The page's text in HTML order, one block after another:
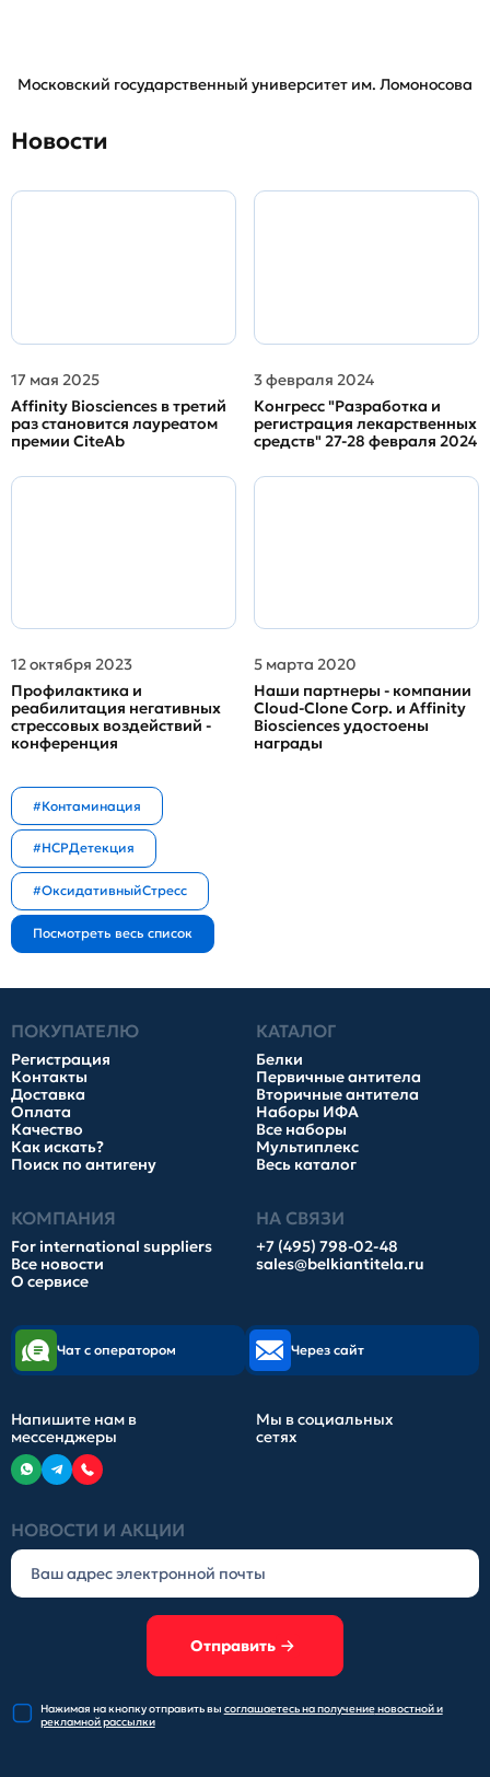
Московский государственный университет им. Ломоносова
Новости
17 мая 2025
Affinity Biosciences в третий
раз становится лауреатом
премии CiteAb
3 февраля 2024
Конгресс "Разработка и
регистрация лекарственных
средств" 27-28 февраля 2024
12 октября 2023
Профилактика и
реабилитация негативных
стрессовых воздействий -
конференция
5 марта 2020
Наши партнеры - компании
Cloud-Clone Corp. и Affinity
Biosciences удостоены
награды
#Контаминация
#HCPДетекция
#ОксидативныйСтресс
ПОКУПАТЕЛЮ
Регистрация
Контакты
Доставка
Оплата
Качество
Как искать?
Поиск по антигену
КАТАЛОГ
Белки
Первичные антитела
Вторичные антитела
Наборы ИФА
Все наборы
Мультиплекс
Весь каталог
КОМПАНИЯ
For international suppliers
Все новости
О сервисе
НА СВЯЗИ
+7 (495) 798-02-48
sales@belkiantitela.ru
НОВОСТИ И АКЦИИ
Отправить
Нажимая на кнопку отправитьвы соглашаетесь на получениеновостной и
рекламной рассылки
Чат с оператором Через сайт
Напишите нам в
мессенджеры
Мы в социальных
сетях